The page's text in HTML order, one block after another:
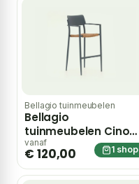
Bellagio tuinmeubelen
Bellagio
tuinmeubelen Cino
barstoel stapelbaar
– Blauw
vanaf
€ 120,00 1 shop